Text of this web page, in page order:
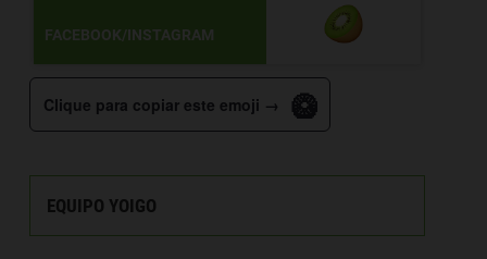
FACEBOOK/INSTAGRAM
Clique para copiar este emoji → 🥝
EQUIPO YOIGO